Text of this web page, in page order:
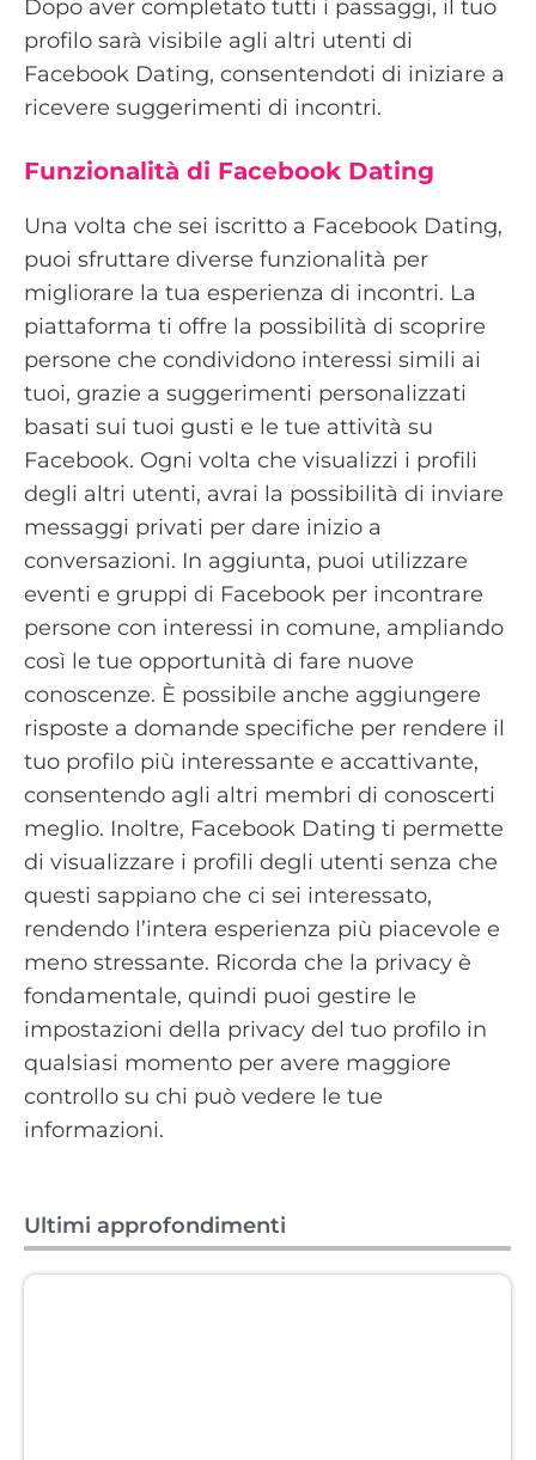
Dopo aver completato tutti i passaggi, il tuo
profilo sarà visibile agli altri utenti di
Facebook Dating, consentendoti di iniziare a
ricevere suggerimenti di incontri.
Funzionalità di Facebook Dating
Una volta che sei iscritto a Facebook Dating,
puoi sfruttare diverse funzionalità per
migliorare la tua esperienza di incontri. La
piattaforma ti offre la possibilità di scoprire
persone che condividono interessi simili ai
tuoi, grazie a suggerimenti personalizzati
basati sui tuoi gusti e le tue attività su
Facebook. Ogni volta che visualizzi i profili
degli altri utenti, avrai la possibilità di inviare
messaggi privati per dare inizio a
conversazioni. In aggiunta, puoi utilizzare
eventi e gruppi di Facebook per incontrare
persone con interessi in comune, ampliando
così le tue opportunità di fare nuove
conoscenze. È possibile anche aggiungere
risposte a domande specifiche per rendere il
tuo profilo più interessante e accattivante,
consentendo agli altri membri di conoscerti
meglio. Inoltre, Facebook Dating ti permette
di visualizzare i profili degli utenti senza che
questi sappiano che ci sei interessato,
rendendo l’intera esperienza più piacevole e
meno stressante. Ricorda che la privacy è
fondamentale, quindi puoi gestire le
impostazioni della privacy del tuo profilo in
qualsiasi momento per avere maggiore
controllo su chi può vedere le tue
informazioni.
Ultimi approfondimenti